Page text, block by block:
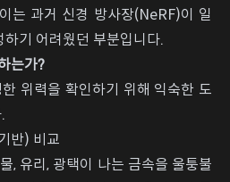
는 과거 신경 방사장(NeRF)이 일
기 어려웠던 부분입니다.
는가?
위력을 확인하기 위해 익숙한 도
반) 비교
, 유리, 광택이 나는 금속을 울퉁불